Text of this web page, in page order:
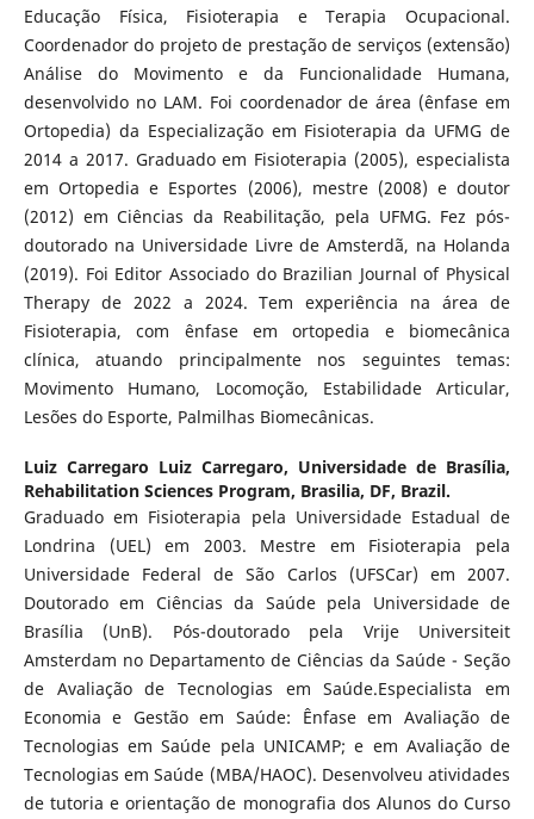
Educação Física, Fisioterapia e Terapia Ocupacional.
Coordenador do projeto de prestação de serviços (extensão)
Análise do Movimento e da Funcionalidade Humana,
desenvolvido no LAM. Foi coordenador de área (ênfase em
Ortopedia) da Especialização em Fisioterapia da UFMG de
2014 a 2017. Graduado em Fisioterapia (2005), especialista
em Ortopedia e Esportes (2006), mestre (2008) e doutor
(2012) em Ciências da Reabilitação, pela UFMG. Fez pós-
doutorado na Universidade Livre de Amsterdã, na Holanda
(2019). Foi Editor Associado do Brazilian Journal of Physical
Therapy de 2022 a 2024. Tem experiência na área de
Fisioterapia, com ênfase em ortopedia e biomecânica
clínica, atuando principalmente nos seguintes temas:
Movimento Humano, Locomoção, Estabilidade Articular,
Lesões do Esporte, Palmilhas Biomecânicas.
Luiz Carregaro Luiz Carregaro, Universidade de Brasília,
Rehabilitation Sciences Program, Brasilia, DF, Brazil.
Graduado em Fisioterapia pela Universidade Estadual de
Londrina (UEL) em 2003. Mestre em Fisioterapia pela
Universidade Federal de São Carlos (UFSCar) em 2007.
Doutorado em Ciências da Saúde pela Universidade de
Brasília (UnB). Pós-doutorado pela Vrije Universiteit
Amsterdam no Departamento de Ciências da Saúde - Seção
de Avaliação de Tecnologias em Saúde.Especialista em
Economia e Gestão em Saúde: Ênfase em Avaliação de
Tecnologias em Saúde pela UNICAMP; e em Avaliação de
Tecnologias em Saúde (MBA/HAOC). Desenvolveu atividades
de tutoria e orientação de monografia dos Alunos do Curso